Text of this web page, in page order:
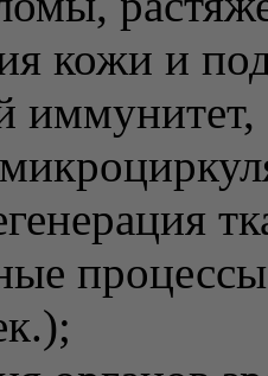
кожи и